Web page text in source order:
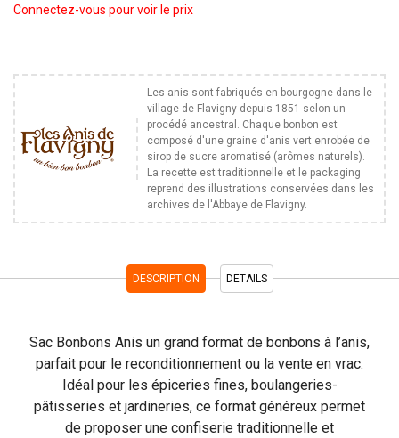
Connectez-vous pour voir le prix
Les anis sont fabriqués en bourgogne dans le
village de Flavigny depuis 1851 selon un
procédé ancestral. Chaque bonbon est
composé d'une graine d'anis vert enrobée de
sirop de sucre aromatisé (arômes naturels).
La recette est traditionnelle et le packaging
reprend des illustrations conservées dans les
archives de l'Abbaye de Flavigny.
DESCRIPTION DETAILS
Sac Bonbons Anis un grand format de bonbons à l’anis,
parfait pour le reconditionnement ou la vente en vrac.
Idéal pour les épiceries fines, boulangeries-
pâtisseries et jardineries, ce format généreux permet
de proposer une confiserie traditionnelle et